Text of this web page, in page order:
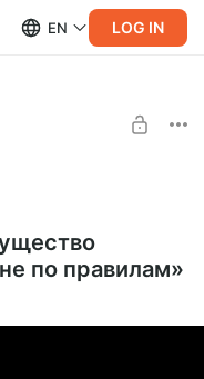
EN LOG IN
по правилам»